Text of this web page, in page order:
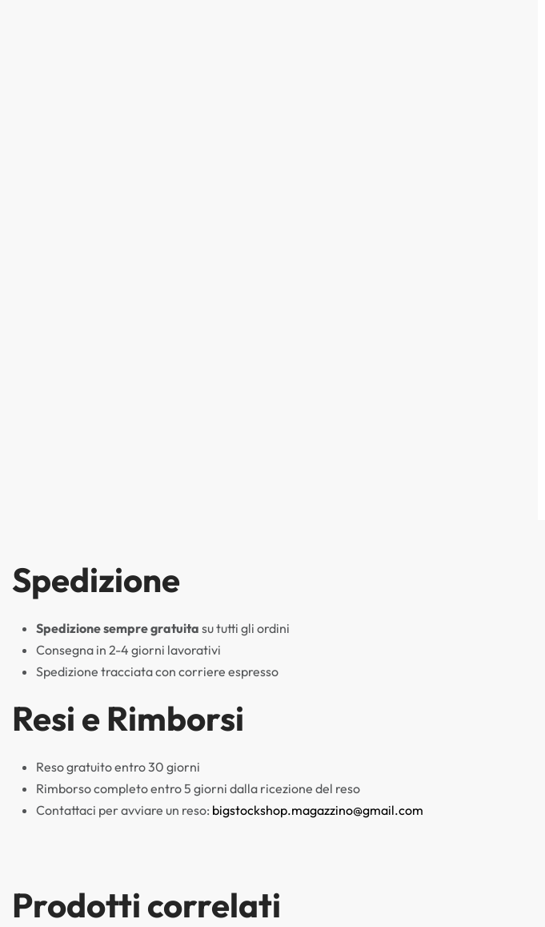
Spedizione
Spedizione sempre gratuita su tutti gli ordini
Consegna in 2-4 giorni lavorativi
Spedizione tracciata con corriere espresso
Resi e Rimborsi
Reso gratuito entro 30 giorni
Rimborso completo entro 5 giorni dalla ricezione del reso
Contattaci per avviare un reso: bigstockshop.magazzino@gmail.com
Prodotti correlati